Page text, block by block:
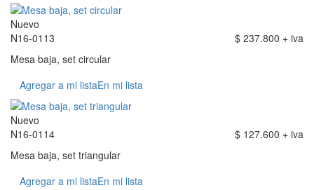
Nuevo
N16-0113
$ 237.800 + iva
Mesa baja, set circular
Agregar a mi listaEn mi lista
Nuevo
N16-0114
$ 127.600 + iva
Mesa baja, set triangular
Agregar a mi listaEn mi lista